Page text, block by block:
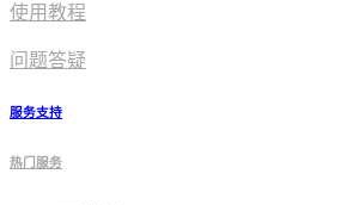
使用教程​
问题答疑
服务支持
热门服务